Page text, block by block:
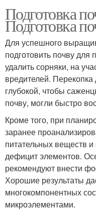
Подготовка
Подготовка
Для успешного
подготовить почву
удалить сорняки, на
вредителей.
глубокой, чтобы
почву, могли быстро
Кроме того, при
заранее
питательных веществ и
дефицит элементов.
рекомендуют внести
Хорошие результаты
многокомпонентных
микроэлементами.